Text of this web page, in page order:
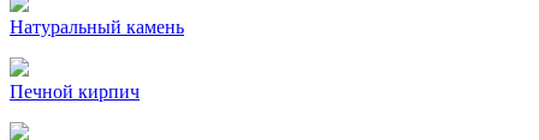
Натуральный камень
Печной кирпич